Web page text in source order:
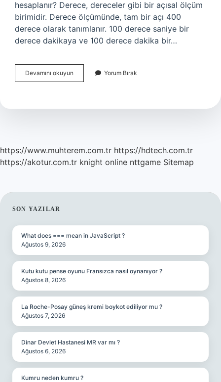
hesaplanır? Derece, dereceler gibi bir açısal ölçüm
birimidir. Derece ölçümünde, tam bir açı 400
derece olarak tanımlanır. 100 derece saniye bir
derece dakikaya ve 100 derece dakika bir…
Devamını okuyun
Grad
Yorum Bırak
https://www.muhterem.com.tr https://hdtech.com.tr
https://akotur.com.tr knight online nttgame Sitemap
SIDEBAR
SON YAZILAR
What does === mean in JavaScript ?
Ağustos 9, 2026
Kutu kutu pense oyunu Fransızca nasıl oynanıyor ?
Ağustos 8, 2026
La Roche-Posay güneş kremi boykot ediliyor mu ?
Ağustos 7, 2026
Dinar Devlet Hastanesi MR var mı ?
Ağustos 6, 2026
Kumru neden kumru ?